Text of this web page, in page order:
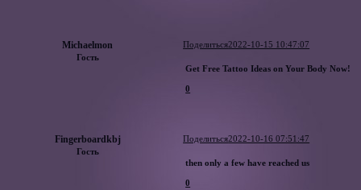
Поделиться2022-10-15 10:47:07
Michaelmon
Гость
Get Free Tattoo Ideas on Your Body Now!
0
Поделиться2022-10-16 07:51:47
Fingerboardkbj
Гость
then only a few have reached us
0